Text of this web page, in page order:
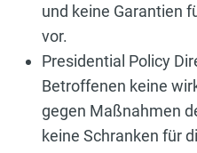
und keine Garantien
vor.
Presidential Policy
Betroffenen keine
gegen Maßnahmen
keine Schranken für